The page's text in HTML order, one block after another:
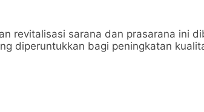
revitalisasi sarana dan prasarana ini
diperuntukkan bagi peningkatan